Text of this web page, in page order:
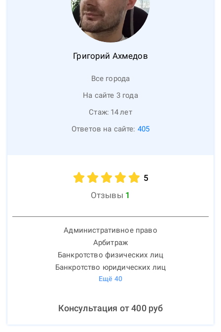
Григорий Ахмедов
Все города
На сайте 3 года
Стаж: 14лет
Ответов на сайте: 405
5
Отзывы 1
Административное право
Арбитраж
Банкротство физических лиц
Банкротство юридических лиц
Ещё 40
Консультация от400руб